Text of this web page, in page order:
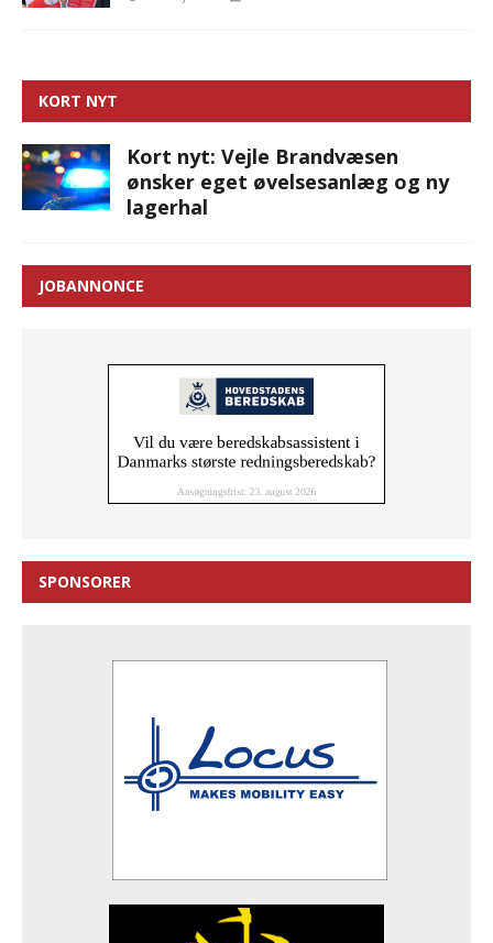
KORT NYT
Kort nyt: Vejle Brandvæsen
ønsker eget øvelsesanlæg og ny
lagerhal
JOBANNONCE
SPONSORER